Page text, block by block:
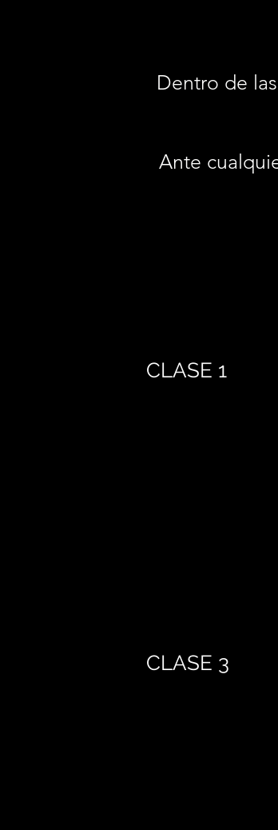
Dentro de
Ante
CLASE 1
CLASE 3